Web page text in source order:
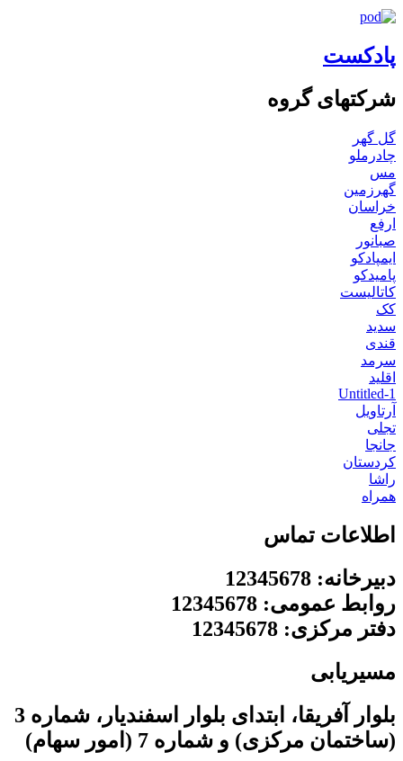
پادکست
شرکتهای گروه
گل گهر
چادرملو
مس
گهرزمین
خراسان
ارفع
صبانور
ایمپادکو
پامیدکو
کاتالیست
کک
سدید
قندی
سرمد
اقلید
Untitled-1
آرتاویل
تجلی
جانجا
کردستان
راشا
همراه
اطلاعات تماس
دبیرخانه: 12345678
روابط عمومی: 12345678
دفتر مرکزی: 12345678
مسیریابی
بلوار آفریقا، ابتدای بلوار اسفندیار، شماره 3
(ساختمان مرکزی) و شماره 7 (امور سهام)